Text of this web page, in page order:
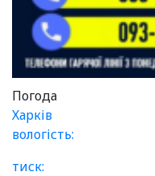
Погода
Харків
вологість:
тиск: